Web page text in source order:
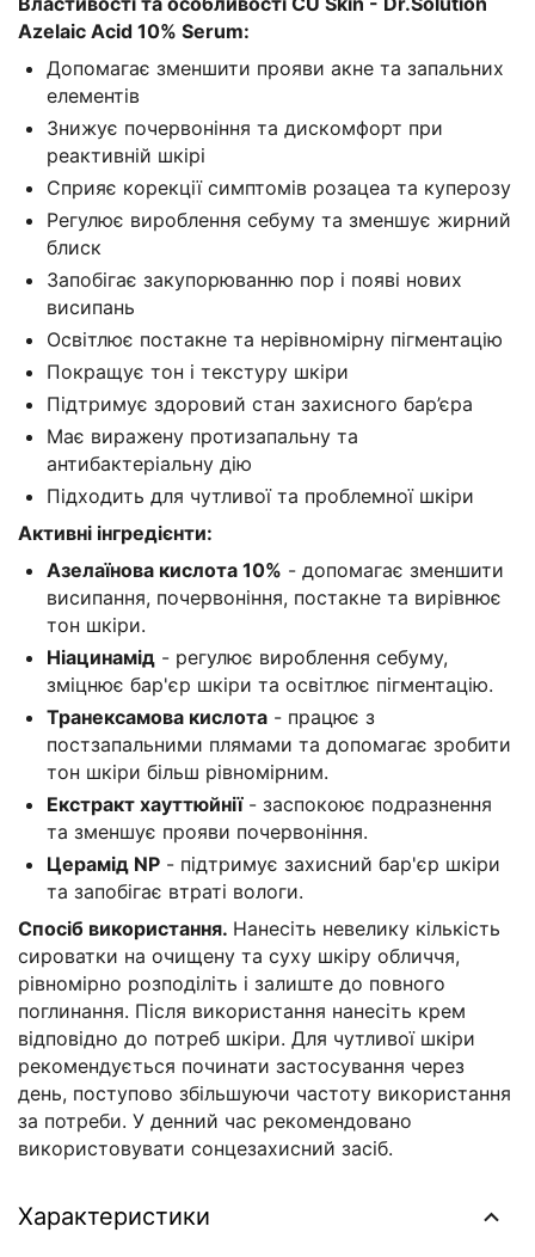
Azelaic Acid 10% Serum:
Допомагає зменшити прояви акне та запальних
елементів
Знижує почервоніння та дискомфорт при
реактивній шкірі
Сприяє корекції симптомів розацеа та куперозу
Регулює вироблення себуму та зменшує жирний
блиск
Запобігає закупорюванню пор і появі нових
висипань
Освітлює постакне та нерівномірну пігментацію
Покращує тон і текстуру шкіри
Підтримує здоровий стан захисного бар’єра
Має виражену протизапальну та
антибактеріальну дію
Підходить для чутливої та проблемної шкіри
Активні інгредієнти:
Азелаїнова кислота 10% - допомагає зменшити
висипання, почервоніння, постакне та вирівнює
тон шкіри.
Ніацинамід - регулює вироблення себуму,
зміцнює бар'єр шкіри та освітлює пігментацію.
Транексамова кислота - працює з
постзапальними плямами та допомагає зробити
тон шкіри більш рівномірним.
Екстракт хауттюйнії- заспокоює подразнення
та зменшує прояви почервоніння.
Церамід NP - підтримує захисний бар'єр шкіри
та запобігає втраті вологи.
Спосіб використання. Нанесіть невелику кількість
сироватки на очищену та суху шкіру обличчя,
рівномірно розподіліть і залиште до повного
поглинання. Після використання нанесіть крем
відповідно до потреб шкіри. Для чутливої шкіри
рекомендується починати застосування через
день, поступово збільшуючи частоту використання
за потреби. У денний час рекомендовано
використовувати сонцезахисний засіб.
Характеристики